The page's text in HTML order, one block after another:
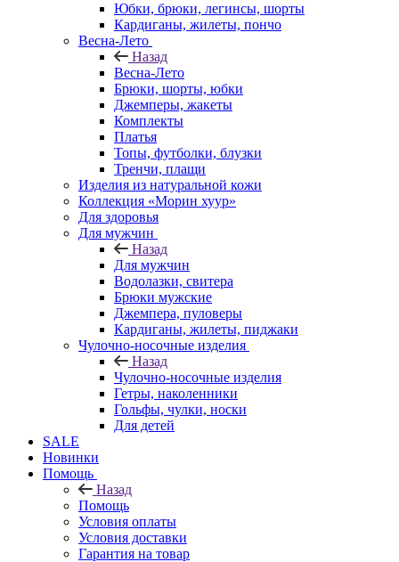
Юбки, брюки, легинсы, шорты
Кардиганы, жилеты, пончо
Весна-Лето
Назад
Весна-Лето
Брюки, шорты, юбки
Джемперы, жакеты
Комплекты
Платья
Топы, футболки, блузки
Тренчи, плащи
Изделия из натуральной кожи
Коллекция «Морин хуур»
Для здоровья
Для мужчин
Назад
Для мужчин
Водолазки, свитера
Брюки мужские
Джемпера, пуловеры
Кардиганы, жилеты, пиджаки
Чулочно-носочные изделия
Назад
Чулочно-носочные изделия
Гетры, наколенники
Гольфы, чулки, носки
Для детей
SALE
Новинки
Помощь
Назад
Помощь
Условия оплаты
Условия доставки
Гарантия на товар